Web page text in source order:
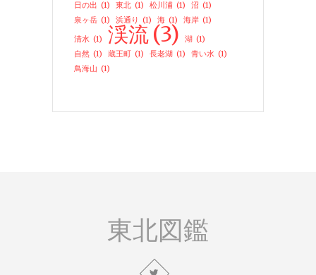
日の出 (1) 東北 (1) 松川浦 (1) 沼 (1)
泉ヶ岳 (1) 浜通り (1) 海 (1) 海岸 (1)
清水 (1) 渓流(3) 湖 (1)
自然 (1) 蔵王町 (1) 長老湖 (1) 青い水 (1)
鳥海山 (1)
東北図鑑